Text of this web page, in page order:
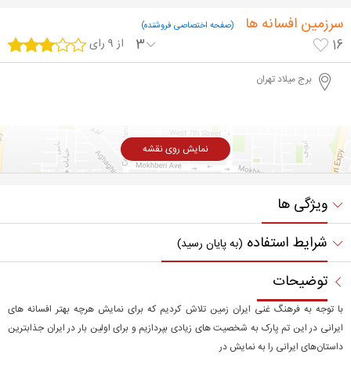
سرزمین افسانه ها (صفحه اختصاصی فروشنده)
16 از 9 رای 3
برج میلاد تهران
نمایش روی نقشه
ویژگی ها
شرایط استفاده (به پایان رسید)
توضیحات
با توجه به فرهنگ غنی ایران زمین تلاش کردیم که برای نمایش هرچه بهتر افسانه های
ایرانی در این تم پارک به شخصیت های زیادی بپردازیم و برای اولین بار در ایران جذابترين
داستان‌های ایرانی را به نمایش در